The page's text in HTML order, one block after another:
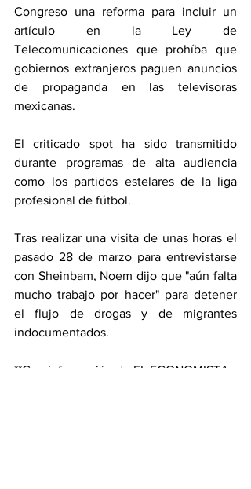
Congreso una reforma para incluir un
artículo en la Ley de
Telecomunicaciones que prohíba que
gobiernos extranjeros paguen anuncios
de propaganda en las televisoras
mexicanas.
El criticado spot ha sido transmitido
durante programas de alta audiencia
como los partidos estelares de la liga
profesional de fútbol.
Tras realizar una visita de unas horas el
pasado 28 de marzo para entrevistarse
con Sheinbam, Noem dijo que "aún falta
mucho trabajo por hacer" para detener
el flujo de drogas y de migrantes
indocumentados.
**Con información de EL ECONOMISTA